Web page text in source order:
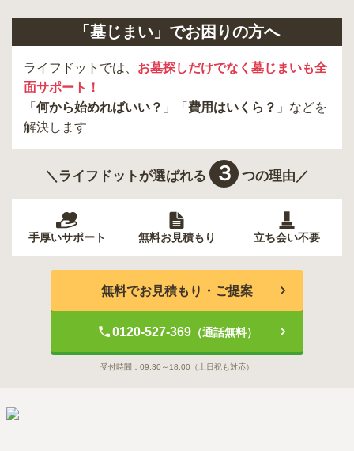
「墓じまい」でお困りの方へ
ライフドットでは、 お墓探しだけでなく墓じまいも全
面サポート！
「 何から始めればいい？ 」「 費用はいくら？ 」などを
解決します
＼ライフドットが選ばれる ３ つの理由／
手厚いサポート 無料お見積もり 立ち会い不要
無料でお見積もり・ご提案
0120-527-369（通話無料）
受付時間： 09:30～18:00 （土日祝も対応）